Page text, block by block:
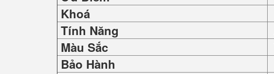
Khoá
Tính Năng
Màu Sắc
Bảo Hành